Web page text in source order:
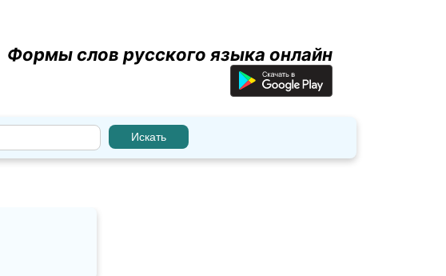
Формы слов русского языка онлайн